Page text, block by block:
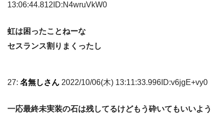
13:06:44.812ID:N4wruVkW0
虹は困ったことねーな
セスランス割りまくったし
27: 名無しさん 2022/10/06(木) 13:11:33.996ID:v6jgE+vy0
一応最終未実装の石は残してるけどもう砕いてもいいよう